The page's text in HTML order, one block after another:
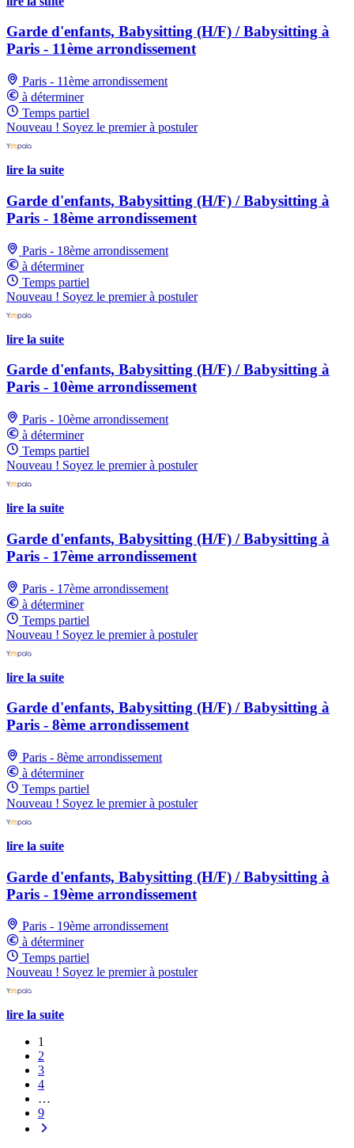
Garde d'enfants, Babysitting (H/F) / Babysitting à
Paris - 11ème arrondissement
Paris - 11ème arrondissement
à déterminer
Temps partiel
Nouveau ! Soyez le premier à postuler
lire la suite
Garde d'enfants, Babysitting (H/F) / Babysitting à
Paris - 18ème arrondissement
Paris - 18ème arrondissement
à déterminer
Temps partiel
Nouveau ! Soyez le premier à postuler
lire la suite
Garde d'enfants, Babysitting (H/F) / Babysitting à
Paris - 10ème arrondissement
Paris - 10ème arrondissement
à déterminer
Temps partiel
Nouveau ! Soyez le premier à postuler
lire la suite
Garde d'enfants, Babysitting (H/F) / Babysitting à
Paris - 17ème arrondissement
Paris - 17ème arrondissement
à déterminer
Temps partiel
Nouveau ! Soyez le premier à postuler
lire la suite
Garde d'enfants, Babysitting (H/F) / Babysitting à
Paris - 8ème arrondissement
Paris - 8ème arrondissement
à déterminer
Temps partiel
Nouveau ! Soyez le premier à postuler
lire la suite
Garde d'enfants, Babysitting (H/F) / Babysitting à
Paris - 19ème arrondissement
Paris - 19ème arrondissement
à déterminer
Temps partiel
Nouveau ! Soyez le premier à postuler
lire la suite
1
2
3
4
…
9